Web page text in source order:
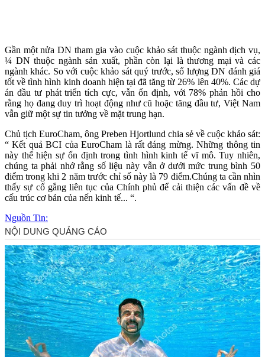
Gần một nửa DN tham gia vào cuộc khảo sát thuộc ngành dịch vụ,
¼ DN thuộc ngành sản xuất, phần còn lại là thương mại và các
ngành khác. So với cuộc khảo sát quý trước, số lượng DN đánh giá
tốt về tình hình kinh doanh hiện tại đã tăng từ 26% lên 40%. Các dự
án đầu tư phát triển tích cực, vẫn ổn định, với 78% phản hồi cho
rằng họ đang duy trì hoạt động như cũ hoặc tăng đầu tư, Việt Nam
vẫn giữ một sự tin tưởng về mặt trung hạn.
Chủ tịch EuroCham, ông Preben Hjortlund chia sẻ về cuộc khảo sát:
“ Kết quả BCI của EuroCham là rất đáng mừng. Những thông tin
này thể hiện sự ổn định trong tình hình kinh tế vĩ mô. Tuy nhiên,
chúng ta phải nhớ rằng số liệu này vẫn ở dưới mức trung bình 50
điểm trong khi 2 năm trước chỉ số này là 79 điểm.Chúng ta cần nhìn
thấy sự cố gắng liên tục của Chính phủ để cải thiện các vấn đề về
cấu trúc cơ bản của nến kinh tế... “.
Nguồn Tin: